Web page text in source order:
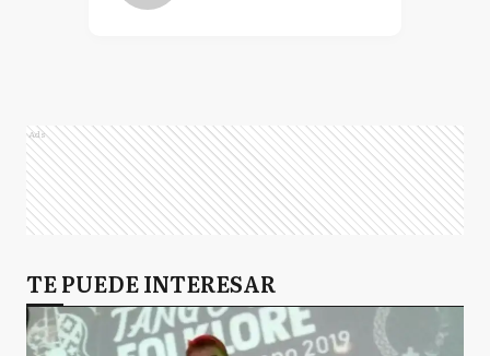
Ads
TE PUEDE INTERESAR